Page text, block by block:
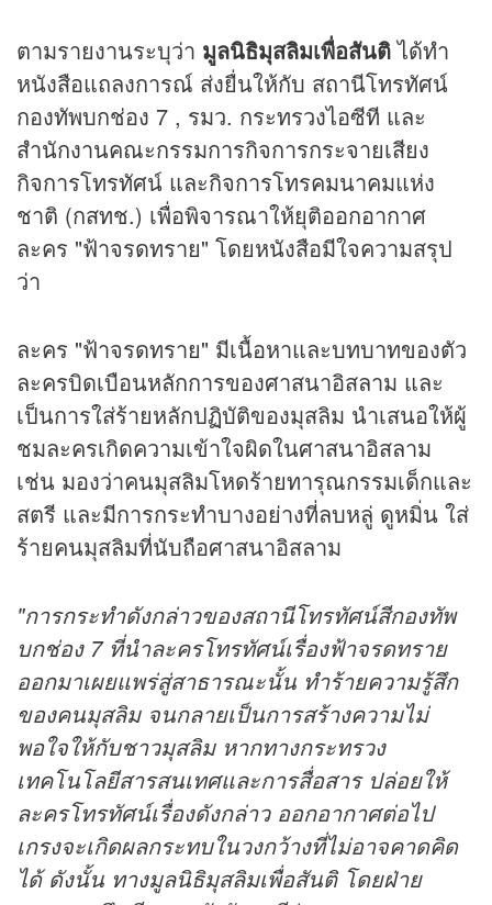
ตามรายงานระบุว่า มูลนิธิมุสลิมเพื่อสันติได้ทำ
หนังสือแถลงการณ์ ส่งยื่นให้กับ สถานีโทรทัศน์
กองทัพบกช่อง 7 , รมว. กระทรวงไอซีที และ
สำนักงานคณะกรรมการกิจการกระจายเสียง
กิจการโทรทัศน์ และกิจการโทรคมนาคมแห่ง
ชาติ (กสทช.) เพื่อพิจารณาให้ยุติออกอากาศ
ละคร "ฟ้าจรดทราย" โดยหนังสือมีใจความสรุป
ว่า
ละคร "ฟ้าจรดทราย" มีเนื้อหาและบทบาทของตัว
ละครบิดเบือนหลักการของศาสนาอิสลาม และ
เป็นการใส่ร้ายหลักปฏิบัติของมุสลิม นำเสนอให้ผู้
ชมละครเกิดความเข้าใจผิดในศาสนาอิสลาม
เช่น มองว่าคนมุสลิมโหดร้ายทารุณกรรมเด็กและ
สตรี และมีการกระทำบางอย่างที่ลบหลู่ ดูหมิ่น ใส่
ร้ายคนมุสลิมที่นับถือศาสนาอิสลาม
"การกระทำดังกล่าวของสถานีโทรทัศน์สีกองทัพ
บกช่อง 7 ที่นำละครโทรทัศน์เรื่องฟ้าจรดทราย
ออกมาเผยแพร่สู่สาธารณะนั้น ทำร้ายความรู้สึก
ของคนมุสลิม จนกลายเป็นการสร้างความไม่
พอใจให้กับชาวมุสลิม หากทางกระทรวง
เทคโนโลยีสารสนเทศและการสื่อสาร ปล่อยให้
ละครโทรทัศน์เรื่องดังกล่าว ออกอากาศต่อไป
เกรงจะเกิดผลกระทบในวงกว้างที่ไม่อาจคาดคิด
ได้ ดังนั้น ทางมูลนิธิมุสลิมเพื่อสันติ โดยฝ่าย